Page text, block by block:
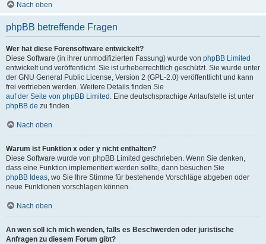
Nach oben
phpBB betreffende Fragen
Wer hat diese Forensoftware entwickelt?
Diese Software (in ihrer unmodifizierten Fassung) wurde von phpBB Limited
entwickelt und veröffentlicht. Sie ist urheberrechtlich geschützt. Sie wurde unter
der GNU General Public License, Version 2 (GPL-2.0) veröffentlicht und kann
frei vertrieben werden. Weitere Details finden Sie
auf der Seite von phpBB Limited . Eine deutschsprachige Anlaufstelle ist unter
phpBB.de zu finden.
Nach oben
Warum ist Funktion x oder y nicht enthalten?
Diese Software wurde von phpBB Limited geschrieben. Wenn Sie denken,
dass eine Funktion implementiert werden sollte, dann besuchen Sie
phpBB Ideas, wo Sie Ihre Stimme für bestehende Vorschläge abgeben oder
neue Funktionen vorschlagen können.
Nach oben
An wen soll ich mich wenden, falls es Beschwerden oder juristische
Anfragen zu diesem Forum gibt?